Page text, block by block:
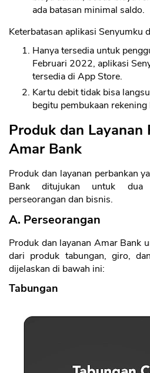
ada batasan minimal saldo.
Keterbatasan aplikasi Senyumku
Hanya tersedia untuk
Februari 2022, aplikasi
tersedia di App Store.
Kartu debit tidak bisa
begitu pembukaan
Produk dan Layanan
Amar Bank
Produk dan layanan perbankan
Bank ditujukan untuk dua
perseorangan dan bisnis.
A. Perseorangan
Produk dan layanan Amar Bank
dari produk tabungan, giro,
dijelaskan di bawah ini:
Tabungan